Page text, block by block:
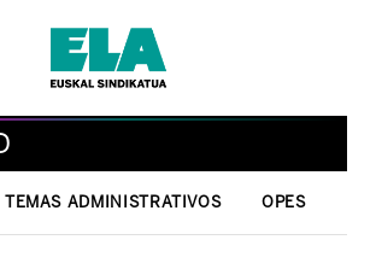
TEMAS ADMINISTRATIVOS OPES